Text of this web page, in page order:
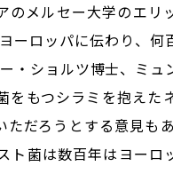
メルセー大学のエリ
ロッパに伝わり、何
・ショルツ博士、ミュ
もつシラミを抱えた
だろうとする意見も
菌は数百年はヨーロ